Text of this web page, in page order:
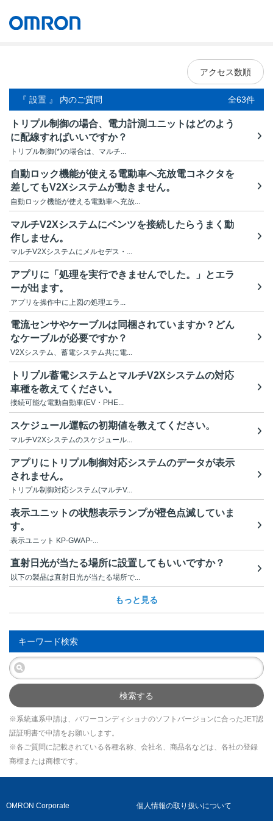
アクセス数順
『 設置 』 内のご質問 全63件
トリプル制御の場合、電力計測ユニットはどのよう
に配線すればいいですか？
トリプル制御(*)の場合は、マルチ...
自動ロック機能が使える電動車へ充放電コネクタを
差してもV2Xシステムが動きません。
自動ロック機能が使える電動車へ充放...
マルチV2Xシステムにベンツを接続したらうまく動
作しません。
マルチV2Xシステムにメルセデス・...
アプリに「処理を実行できませんでした。」とエラ
ーが出ます。
アプリを操作中に上図の処理エラ...
電流センサやケーブルは同梱されていますか？どん
なケーブルが必要ですか？
V2Xシステム、蓄電システム共に電...
トリプル蓄電システムとマルチV2Xシステムの対応
車種を教えてください。
接続可能な電動自動車(EV・PHE...
スケジュール運転の初期値を教えてください。
マルチV2Xシステムのスケジュール...
アプリにトリプル制御対応システムのデータが表示
されません。
トリプル制御対応システム(マルチV...
表示ユニットの状態表示ランプが橙色点滅していま
す。
表示ユニット KP-GWAP-...
直射日光が当たる場所に設置してもいいですか？
以下の製品は直射日光が当たる場所で...
もっと見る
キーワード検索
検索する
※系統連系申請は、パワーコンディショナのソフトバージョンに合ったJET認
証証明書で申請をお願いします。
※各ご質問に記載されている各種名称、会社名、商品名などは、各社の登録
商標または商標です。
OMRON Corporate 個人情報の取り扱いについて